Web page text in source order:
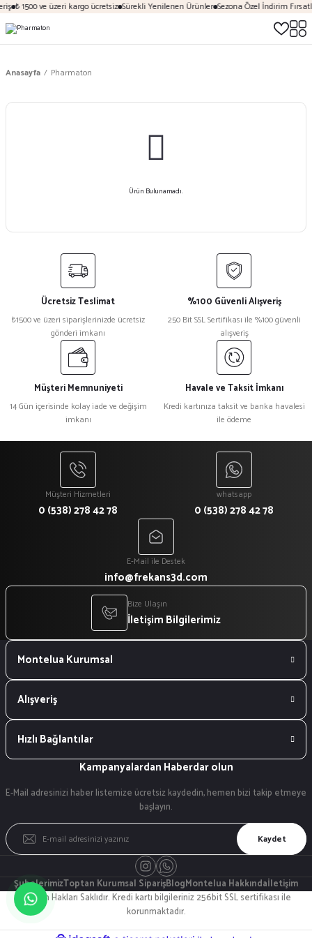
₺ 1500 ve üzeri kargo ücretsiz Sürekli Yenilenen Ürünler Sezona Özel İndirim
Anasayfa Pharmaton
Ürün Bulunamadı.
Ücretsiz Teslimat
₺1500 ve üzeri siparişlerinizde ücretsiz
gönderi imkanı
%100 Güvenli Alışveriş
250 Bit SSL Sertifikası ile %100 güvenli
alışveriş
Müşteri Memnuniyeti
14 Gün içerisinde kolay iade ve değişim
imkanı
Havale ve Taksit İmkanı
Kredi kartınıza taksit ve banka havalesi
ile ödeme
Müşteri Hizmetleri
0 (538) 278 42 78
whatsapp
0 (538) 278 42 78
E-Mail ile Destek
info@frekans3d.com
Bize Ulaşın
İletişim Bilgilerimiz
Montelua Kurumsal
Alışveriş
Hızlı Bağlantılar
Kampanyalardan Haberdar olun
E-Mail adresinizi haber listemize ücretsiz kaydedin, hemen bizi takip etmeye
başlayın.
Kaydet
ŞubelerimizToptan Kurumsal SiparişBlogMontelua Hakkındaİletişim
© Tüm Hakları Saklıdır. Kredi kartı bilgileriniz 256bit SSL sertifikası ile
korunmaktadır.